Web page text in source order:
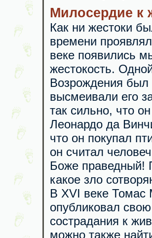
Милосердие к
Как ни жестоки
времени
веке появились
жестокость.
Возрождения был
высмеивали его
так сильно, что
Леонардо да
что он покупал
он считал
Боже праведный!
какое зло
В XVI веке Томас
опубликовал
сострадания к
можно также